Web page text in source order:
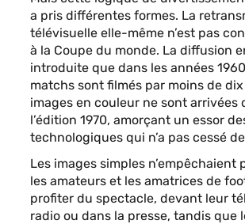
a pris différentes formes. La
télévisuelle elle-même n’est pas
à la Coupe du monde. La diffusion
introduite que dans les années
matchs sont filmés par moins de
images en couleur ne sont arrivées
l’édition 1970, amorçant un essor
technologiques qui n’a pas cessé
Les images simples n’empêchaient
les amateurs et les amatrices de
profiter du spectacle, devant leur
radio ou dans la presse, tandis que